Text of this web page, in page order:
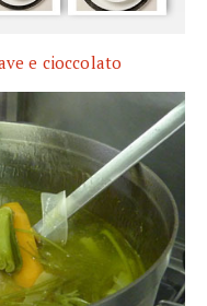
e cioccolato